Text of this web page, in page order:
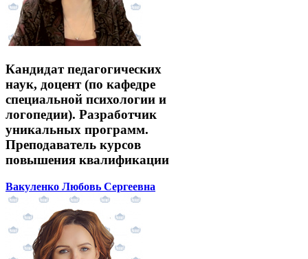
Кандидат педагогических
наук, доцент (по кафедре
специальной психологии и
логопедии). Разработчик
уникальных программ.
Преподаватель курсов
повышения квалификации
Вакуленко Любовь Сергеевна